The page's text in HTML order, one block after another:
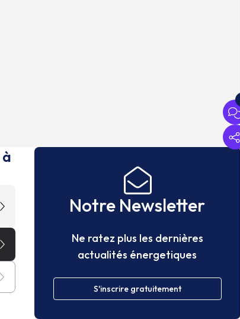
Notre Newsletter
Ne ratez plus les dernières
actualités énergetiques
S'inscrire gratuitement